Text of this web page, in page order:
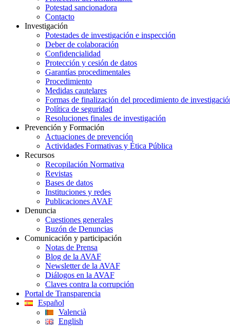
Potestad sancionadora
Contacto
Investigación
Potestades de investigación e inspección
Deber de colaboración
Confidencialidad
Protección y cesión de datos
Garantías procedimentales
Procedimiento
Medidas cautelares
Formas de finalización del procedimiento de
Política de seguridad
Resoluciones finales de investigación
Prevención y Formación
Actuaciones de prevención
Actividades Formativas y Ética Pública
Recursos
Recopilación Normativa
Revistas
Bases de datos
Instituciones y redes
Publicaciones AVAF
Denuncia
Cuestiones generales
Buzón de Denuncias
Comunicación y participación
Notas de Prensa
Blog de la AVAF
Newsletter de la AVAF
Diálogos en la AVAF
Claves contra la corrupción
Portal de Transparencia
Español
Valencià
English